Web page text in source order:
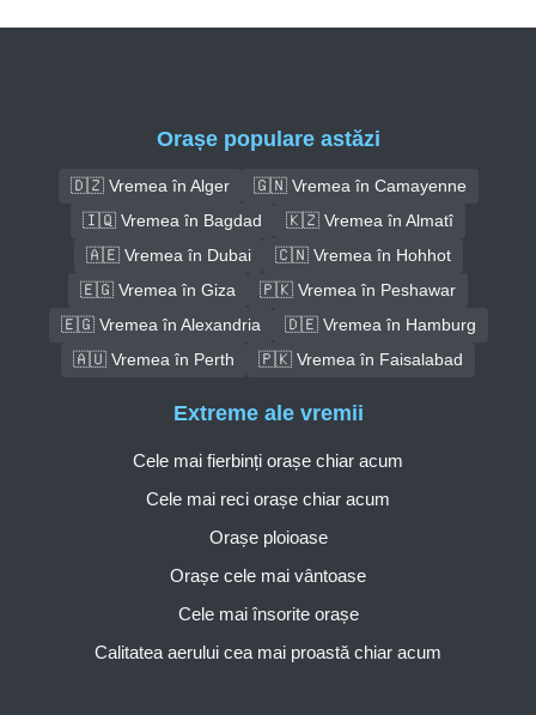
Orașe populare astăzi
🇩🇿 Vremea în Alger
🇬🇳 Vremea în Camayenne
🇮🇶 Vremea în Bagdad
🇰🇿 Vremea în Almatî
🇦🇪 Vremea în Dubai
🇨🇳 Vremea în Hohhot
🇪🇬 Vremea în Giza
🇵🇰 Vremea în Peshawar
🇪🇬 Vremea în Alexandria
🇩🇪 Vremea în Hamburg
🇦🇺 Vremea în Perth
🇵🇰 Vremea în Faisalabad
Extreme ale vremii
Cele mai fierbinți orașe chiar acum
Cele mai reci orașe chiar acum
Orașe ploioase
Orașe cele mai vântoase
Cele mai însorite orașe
Calitatea aerului cea mai proastă chiar acum